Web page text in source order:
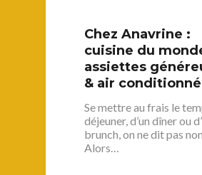
Chez Anavrine :
cuisine du
assiettes
& air conditionné
Se mettre au frais le
déjeuner, d’un dîner ou
brunch, on ne dit pas
Alors…